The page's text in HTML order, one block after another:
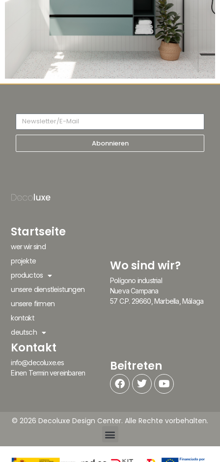
Abonnieren
Startseite
wer wir sind
projekte
productos
unsere dienstleistungen
unsere firmen
kontakt
deutsch
Wo sind wir?
Polígono industrial
Nueva Campana
57 C.P. 29660, Marbella, Málaga
Kontakt
info@decoluxe.es
Einen Termin vereinbaren
Beitreten
© 2026 Decoluxe Design Center. Alle Rechte vorbehalten.